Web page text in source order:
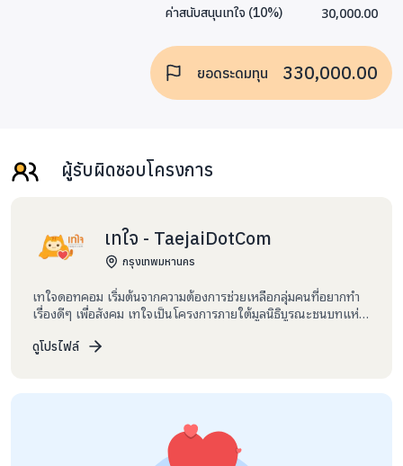
ค่าสนับสนุนเทใจ (10%) 30,000.00
ยอดระดมทุน 330,000.00
ผู้รับผิดชอบโครงการ
เทใจ - TaejaiDotCom
กรุงเทพมหานคร
เทใจดอทคอม เริ่มต้นจากความต้องการช่วยเหลือกลุ่มคนที่อยากทำ
เรื่องดีๆ เพื่อสังคม เทใจเป็นโครงการภายใต้มูลนิธิบูรณะชนบทแห่ง
สถาบัน ChangeFusion ร่วมกันสร้างพื้นที่กลางนี้ขึ้นมา เราอยากให้
ดูโปรไฟล์